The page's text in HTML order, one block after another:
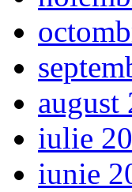
august
iulie
iunie